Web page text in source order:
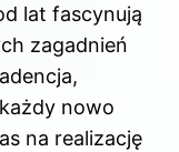
lat fascynują
zagadnień
nowo
na realizację